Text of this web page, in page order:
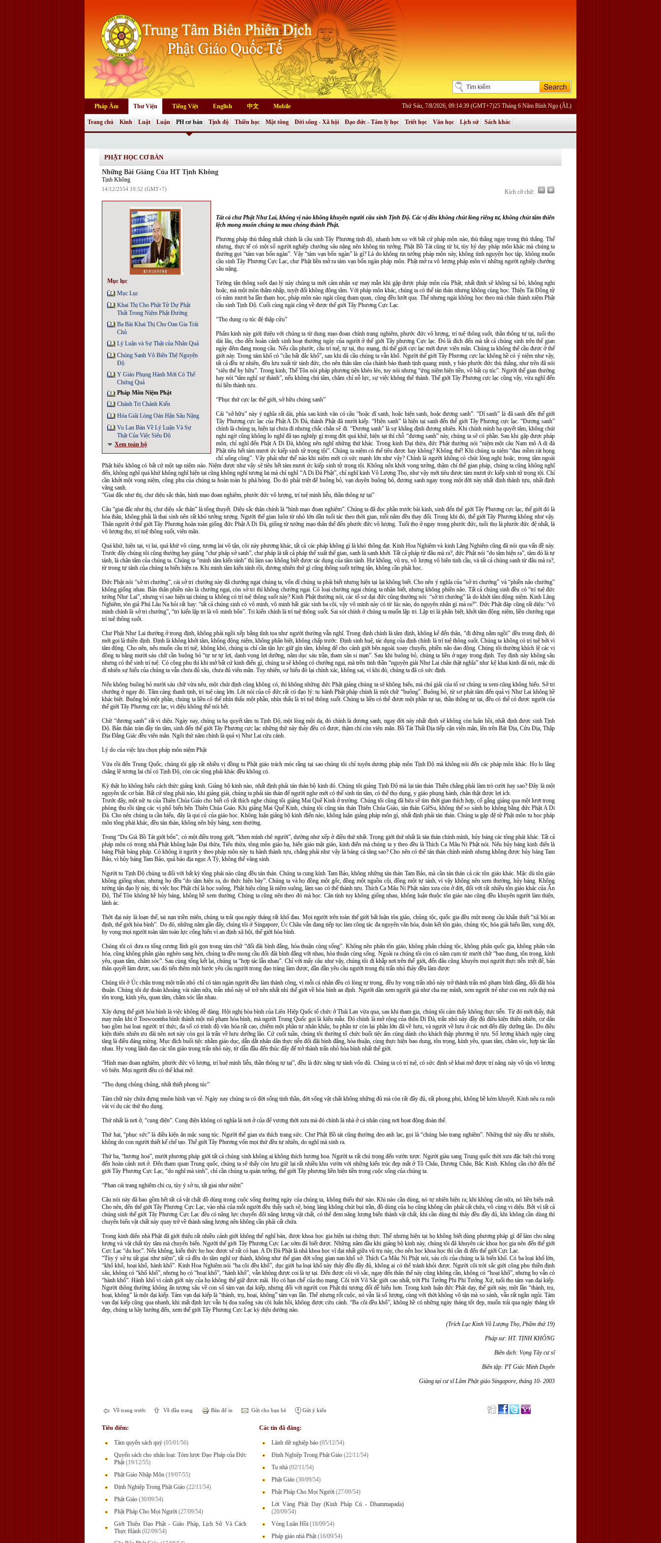
Pháp Âm Thư Viện Tiếng Việt English 中文 Mobile Thứ Sáu, 7/8/2026, 09:14:39 (GMT+7)25 Tháng 6 Năm Bính Ngọ (ÂL)
Trang chủ Kinh Luật Luận PH cơ bản Tịnh độ Thiền học Mật tông Đời sống - Xã hội Đạo đức - Tâm lý học Triết học Văn học Lịch sử Sách khác
PHẬT HỌC CƠ BẢN
Những Bài Giảng Của HT Tịnh Không
Tịnh Không
14/12/2554 10:52 (GMT+7) Kích cỡ chữ:
Mục lục
Mục Lục
Khai Thị Cho Phật Tử Dự Phật
Thất Trong Niệm Phật Ðường
Ba Bài Khai Thị Cho Oan Gia Trái
Chủ
Lý Luận và Sự Thật của Nhân Quả
Chúng Sanh Vô Biên Thệ Nguyện
Độ
Y Giáo Phụng Hành Mới Có Thể
Chứng Quả
Pháp Môn Niệm Phật
Chánh Tri Chánh Kiến
Hóa Giải Lòng Oán Hận Sâu Nặng
Vu Lan Bàn Về Lý Luận Và Sự
Thật Của Việc Siêu Độ
Xem toàn bộ
Tất cả chư Phật Như Lai, không vị nào không khuyên người cầu sinh Tịnh Độ. Các vị đều không chút lòng riêng tư, không chút tâm thiên
lệch mong muốn chúng ta mau chóng thành Phật.
Phương pháp thù thắng nhất chính là cầu sinh Tây Phương tịnh độ, nhanh hơn so với bất cứ pháp môn nào, thù thắng ngay trong thù thắng. Thế
nhưng, thực tế có một số người nghiệp chướng sâu nặng nên không tin tưởng. Phật Bồ Tát cũng từ bi, tùy hỷ dạy pháp môn khác mà chúng ta
thường gọi “tám vạn bốn ngàn”. Vậy “tám vạn bốn ngàn” là gì? Là do không tin tưởng pháp môn này, không tình nguyện học tập, không muốn
cầu sinh Tây Phương Cực Lạc, chư Phật liền mở ra tám vạn bốn ngàn pháp môn. Phật mở ra vô lượng pháp môn vì những người nghiệp chướng
sâu nặng.
Tường tận thông suốt đạo lý này chúng ta mới cảm nhận sự may mắn khi gặp được pháp môn của Phật, nhất định sẽ không xả bỏ, không nghi
hoặc, mà một môn thâm nhập, tuyệt đối không động tâm. Với pháp môn khác, chúng ta có thể tán thán nhưng không cùng học. Thiện Tài Đồng tử
có năm mươi ba lần tham học, pháp môn nào ngài cũng tham quan, cũng đều lướt qua. Thế nhưng ngài không học theo mà chân thành niệm Phật
cầu sinh Tịnh Độ. Cuối cùng ngài cũng về được thế giới Tây Phương Cực Lạc.
“Thọ dụng cụ túc đệ thập cửu”
Phẩm kinh này giới thiệu với chúng ta từ dung mạo đoan chính trang nghiêm, phước đức vô lượng, trí tuệ thông suốt, thần thông tự tại, tuổi thọ
dài lâu, cho đến hoàn cảnh sinh hoạt thường ngày của người ở thế giới Tây phương Cực lạc. Đó là đích đến mà tất cả chúng sinh trên thế gian
ngày đêm đang mong cầu. Nếu cầu phước, cầu trí tuệ, tự tại, thọ mạng, thì thế giới cực lạc mới được viên mãn. Chúng ta không thể cầu được ở thế
giới này. Trong tám khổ có “cầu bất đắc khổ”, sau khi đã cầu chúng ta vẫn khổ. Người thế giới Tây Phương cực lạc không hề có ý niệm như vậy,
tất cả đều tự nhiên, đều lưu xuất từ tánh đức, cho nên thân tâm của chánh báo thanh tịnh quang minh, y báo phước đức thù thắng, như trên đã nói
“siêu thế hy hữu”. Trong kinh, Thế Tôn nói pháp phương tiện khéo léo, tuy nói nhưng “ứng niệm hiện tiền, vô bất cụ túc”. Người thế gian thường
hay nói “tâm nghĩ sự thành”, nếu không chú tâm, chăm chỉ nỗ lực, sự việc không thể thành. Thế giới Tây Phương cực lạc cũng vậy, vừa nghĩ đến
thì liền thành tựu.
“Phục thứ cực lạc thế giới, sở hữu chúng sanh”
Cái “sở hữu” này ý nghĩa rất dài, phía sau kinh văn có câu “hoặc dĩ sanh, hoặc hiện sanh, hoặc đương sanh”. “Dĩ sanh” là đã sanh đến thế giới
Tây Phương cực lạc của Phật A Di Đà, thành Phật đã mười kiếp. “Hiện sanh” là hiện tại sanh đến thế giới Tây Phương cực lạc. “Đương sanh”
chính là chúng ta, hiện tại chưa đi nhưng chắc chắn sẽ đi. “Đương sanh” là sự khẳng định đương nhiên. Khi chính mình hạ quyết tâm, không chút
nghi ngờ cũng không lo nghĩ đã tạo nghiệp gì trong đời quá khứ, hiện tại thì chỗ “đương sanh” này, chúng ta sẽ có phần. Sau khi gặp được pháp
môn, chỉ nghĩ đến Phật A Di Đà, không nên nghĩ những thứ khác. Trong kinh Đại thừa, đức Phật thường nói “niệm một câu Nam mô A di đà
Phật tiêu hết tám mươi ức kiếp sinh tử trọng tội”. Chúng ta niệm có thể tiêu được hay không? Không thể! Khi chúng ta niệm “đau mồm rát họng
chỉ uổng công”. Vậy phải như thế nào khi niệm mới có sức mạnh lớn như vậy? Chính là người không có chút lòng nghi hoặc, trong tâm ngoài
Phật hiệu không có bất cứ một tạp niệm nào. Niệm được như vậy sẽ tiêu hết tám mươi ức kiếp sinh tử trọng tội. Không nên khởi vọng tưởng, thậm chí thế gian pháp, chúng ta cũng không nghĩ
đến, không nghĩ quá khứ không nghĩ hiện tại cũng không nghĩ tương lai mà chỉ nghĩ “A Di Đà Phật”, chỉ nghĩ kinh Vô Lượng Thọ, như vậy mới tiêu được tám mươi ức kiếp sinh tử trọng tội. Chỉ
cần khởi một vọng niệm, công phu của chúng ta hoàn toàn bị phá hỏng. Do đó phải triệt để buông bỏ, vạn duyên buông bỏ, đương sanh ngay trong một đời này nhất định thành tựu, nhất định
vãng sanh.
“Giai đắc như thị, chư diệu sắc thân, hình mạo đoan nghiêm, phước đức vô lượng, trí tuệ minh liễu, thần thông tự tại”
Câu “giai đắc như thị, chư diệu sắc thân” là tổng thuyết. Diệu sắc thân chính là “hình mạo đoan nghiêm”. Chúng ta đã đọc phần trước bài kinh, sinh đến thế giới Tây Phương cực lạc, thế giới đó là
hóa thân, không phải là thai sinh nên rất khó tưởng tượng. Người thế gian luôn từ nhỏ lớn dần tuổi tác theo thời gian, mỗi năm đều thay đổi. Trong khi đó, thế giới Tây Phương không như vậy.
Thân người ở thế giới Tây Phương hoàn toàn giống đức Phật A Di Đà, giống từ tướng mạo thân thể đến phước đức vô lượng. Tuổi thọ ở ngay trong phước đức, tuổi thọ là phước đức đệ nhất, là
vô lượng thọ, trí tuệ thông suốt, viên mãn.
Quá khứ, hiện tại, vị lai, quá khứ vô cùng, tương lai vô tận, cõi này phương khác, tất cả các pháp không gì là khó thông đạt. Kinh Hoa Nghiêm và kinh Lăng Nghiêm cũng đã nói qua vấn đề này.
Trước đây chúng tôi cũng thường hay giảng “chư pháp sở sanh”, chư pháp là tất cả pháp thế xuất thế gian, sanh là sanh khởi. Tất cả pháp từ đâu mà ra?, đức Phật nói “do tâm hiện ra”, tâm đó là tự
tánh, là chân tâm của chúng ta. Chúng ta “minh tâm kiến tánh” thì làm sao không biết được tác dụng của tâm tánh. Hư không, vũ trụ, vô lượng vô biên tinh cầu, và tất cả chúng sanh từ đâu mà ra?,
từ trong tự tánh của chúng ta biến hiện ra. Khi minh tâm kiến tánh rồi, đương nhiên thứ gì cũng thông suốt tường tận, không cần phải học.
Đức Phật nói “sở tri chướng”, cái sở tri chướng này đã chướng ngại chúng ta, vốn dĩ chúng ta phải biết nhưng hiện tại lại không biết. Cho nên ý nghĩa của “sở tri chướng” và “phiền não chướng”
không giống nhau. Bản thân phiền não là chướng ngại, còn sở tri thì không chướng ngại. Có loại chướng ngại chúng ta nhận biết, nhưng không phiền não. Tất cả chúng sinh đều có “trí tuệ đức
tướng Như Lai”, nhưng vì sao hiện tại chúng ta không có trí tuệ thông suốt này? Kinh Phật thường nói, các tổ sư đại đức cũng thường nói: “sở tri chướng” là do khởi tâm động niệm. Kinh Lăng
Nghiêm, tôn giả Phú Lâu Na hỏi rất hay: “tất cả chúng sinh có vô minh, vô minh bất giác sinh ba cõi, vậy vô minh này có từ lúc nào, do nguyên nhân gì mà ra?”. Đức Phật đáp cũng rất diệu: “vô
minh chính là sở tri chướng”, “tri kiến lập tri là vô minh bổn”. Tri kiến chính là trí tuệ thông suốt. Sai sót chính ở chúng ta muốn lập tri. Lập tri là phân biệt, khởi tâm động niệm, liền chướng ngại
trí tuệ thông suốt.
Chư Phật Như Lai thường ở trong định, không phải ngồi xếp bằng tĩnh tọa như người thường vẫn nghĩ. Trong định chính là tâm định, không kể đến thân, “đi đứng nằm ngồi” đều trong định, đó
mới gọi là thiền định. Định là không khởi tâm, không động niệm, không phân biệt, không chấp trước. Định sinh huệ, tác dụng của định chính là trí tuệ thông suốt. Chúng ta không có trí tuệ bởi vì
tâm động. Cho nên, nếu muốn cầu trí tuệ, không khó, chúng ta chỉ cần tận lực giữ gìn tâm, không để cho cảnh giới bên ngoài xoay chuyển, phiền não dao động. Chúng tôi thường khích lệ các vị
đồng tu bằng mười sáu chữ cần buông bỏ “tự tư tự lợi, danh vọng lợi dưỡng, năm dục sáu trần, tham sân si mạn”. Sau khi buông bỏ, chúng ta liền ở ngay trong định. Tuy định này không sâu
nhưng có thể sinh trí tuệ. Có công phu thì khi mở bất cứ kinh điển gì, chúng ta sẽ không có chướng ngại, mà trên tinh thần “nguyện giải Như Lai chân thật nghĩa” như kệ khai kinh đã nói, mặc dù
dĩ nhiên sự hiểu của chúng ta vẫn chưa đủ sâu, chưa đủ viên mãn. Tuy nhiên, sự hiểu đó lại chính xác, không sai, vì khi đó, chúng ta đã có sức định.
Nếu không buông bỏ mười sáu chữ vừa nêu, một chút định cũng không có, thì không những đức Phật giảng chúng ta sẽ không hiểu, mà chú giải của tổ sư chúng ta xem cũng không hiểu. Sở tri
chướng ở ngay đó. Tâm càng thanh tịnh, trí tuệ càng lớn. Lời nói của cổ đức rất có đạo lý: tu hành Phật pháp chính là một chữ “buông”. Buông bỏ, từ sơ phát tâm đến quả vị Như Lai không hề
khác biệt. Buông bỏ một phần, chúng ta liền có thể nhìn thấu một phần, nhìn thấu là trí tuệ thông suốt. Chúng ta liền có thể được một phần tự tại, thần thông tự tại, đều có thể có được người của
thế giới Tây Phương cực lạc, vi diệu không thể nói hết.
Chữ “đương sanh” rất vi diệu. Ngày nay, chúng ta hạ quyết tâm tu Tịnh Độ, một lòng một dạ, đó chính là đương sanh, ngay đời này nhất định sẽ không còn luân hồi, nhất định được sinh Tịnh
Độ. Bản thân tràn đầy tín tâm, sinh đến thế giới Tây Phương cực lạc những thứ này thảy đều có được, thậm chí còn viên mãn. Bồ Tát Thất Địa tiếp cận viên mãn, lên trên Bát Địa, Cửu Địa, Thập
Địa Đẳng Giác đều viên mãn. Ngôi thứ năm chính là quả vị Như Lai cứu cánh.
Lý do của việc lựa chọn pháp môn niệm Phật
Vừa rồi đến Trung Quốc, chúng tôi gặp rất nhiều vị đồng tu Phật giáo trách móc rằng tại sao chúng tôi chỉ tuyên dương pháp môn Tịnh Độ mà không nói đến các pháp môn khác. Họ lo lắng
chẳng lẽ tương lai chỉ có Tịnh Độ, còn các tông phái khác đều không có.
Kỳ thật họ không hiểu cách thức giảng kinh. Giảng bộ kinh nào, nhất định phải tán thán bộ kinh đó. Chúng tôi giảng Tịnh Độ mà lại tán thán Thiền chẳng phải làm trò cười hay sao? Đây là một
nguyên tắc cơ bản. Bất cứ tông phái nào, khi giảng giải, chúng ta phải tán thán để người nghe mới có thể sinh tín tâm, có thể thọ dụng, y giáo phụng hành, chân thật được lợi ích.
Trước đây, một nữ tu của Thiên Chúa Giáo cho biết cô rất thích nghe chúng tôi giảng Mai Quế Kinh ở trường. Chúng tôi cũng đã hứa sẽ tìm thời gian thích hợp, cố gắng giảng qua một lượt trong
phòng thu rồi tặng các vị phổ biến bên Thiên Chúa Giáo. Khi giảng Mai Quế Kinh, chúng tôi cũng tán thán Thiên Chúa Giáo, tán thán GiêSu, không thể so sánh họ không bằng đức Phật A Di
Đà. Cho nên chúng ta cần hiểu, đây là qui củ của giáo học. Không luận giảng bộ kinh điển nào, không luận giảng pháp môn gì, nhất định phải tán thán. Chúng ta gặp đệ tử Phật môn tu học pháp
môn tông phái khác, đều tán thán, không nên hủy báng, xem thường.
Trong “Du Già Bồ Tát giới bổn”, có một điều trọng giới, “khen mình chê người”, dường như xếp ở điều thứ nhất. Trọng giới thứ nhất là tán thán chính mình, hủy báng các tông phái khác. Tất cả
pháp môn có trong nhà Phật không luận Đại thừa, Tiểu thừa, tông môn giáo hạ, hiển giáo mật giáo, kinh điển mà chúng ta y theo đều là Thích Ca Mâu Ni Phật nói. Nếu hủy báng kinh điển là
báng Phật báng pháp. Có không ít người y theo pháp môn này tu hành thành tựu, chẳng phải như vậy là báng cả tăng sao? Cho nên có thể tán thán chính mình nhưng không được hủy báng Tam
Bảo, vì hủy báng Tam Bảo, quả báo địa ngục A Tỳ, không thể vãng sinh.
Người tu Tịnh Độ chúng ta đối với bất kỳ tông phái nào cũng đều tán thán. Chúng ta cung kính Tam Bảo, không những tán thán Tam Bảo, mà cần tán thán cả các tôn giáo khác. Mặc dù tôn giáo
không giống nhau, nhưng họ đều “do tâm hiện ra, do thức hiện bày”. Chúng ta và họ đồng một gốc, đồng một nguồn cội, đồng một tự tánh, vì vậy không nên xem thường, hủy báng. Không
tường tận đạo lý này, thì việc học Phật chỉ là học suông, Phật hiệu cũng là niệm suông, làm sao có thể thành tựu. Thích Ca Mâu Ni Phật năm xưa còn ở đời, đối với rất nhiều tôn giáo khác của Ấn
Độ, Thế Tôn không hề hủy báng, không hề xem thường. Chúng ta cũng nên theo đó mà học. Căn tính tuy không giống nhau, không luận thuộc tôn giáo nào cũng đều khuyên người làm thiện,
lánh ác.
Thời đại này là loạn thế, tai nạn triền miên, chúng ta trải qua ngày tháng rất khổ đau. Mọi người trên toàn thế giới bất luận tôn giáo, chủng tộc, quốc gia đều một mong cầu khẩn thiết “xã hội an
định, thế giới hòa bình”. Do đó, những năm gần đây, chúng tôi ở Singapore, Úc Châu vẫn đang tiếp tục làm công tác đa nguyên văn hóa, đoàn kết tôn giáo, chủng tộc, hóa giải hiểu lầm, xung đột,
hy vọng mọi người toàn tâm toàn lực cống hiến vì an định xã hội, thế giới hòa bình.
Chúng tôi có đưa ra tổng cương lĩnh gói gọn trong tám chữ “đối đãi bình đẳng, hòa thuận cùng sống”. Không nên phân tôn giáo, không phân chủng tộc, không phân quốc gia, không phân văn
hóa, cũng không phân giàu nghèo sang hèn, chúng ta đều mong cầu đối đãi bình đẳng với nhau, hòa thuận cùng sống. Ngoài ra chúng tôi còn có năm cụm từ mười chữ “bao dung, tôn trọng, kính
yêu, quan tâm, chăm sóc”. Sau cùng tổng kết lại, chúng ta “hợp tác lẫn nhau”. Chỉ với mấy câu như vậy, chúng tôi đi khắp nơi trên thế giới, đến đâu cũng khuyên mọi người thực tiễn triệt để, bản
thân quyết làm được, sau đó tiến thêm một bước yêu cầu người trong đạo tràng làm được, dần dần yêu cầu người trong thị trấn nhỏ thảy đều làm được
Chúng tôi ở Úc châu trong một trấn nhỏ chỉ có tám ngàn người đều làm thành công, vì mỗi cá nhân đều có lòng tự trọng, đều hy vọng trấn nhỏ này trở thành trấn mô phạm bình đẳng, đối đãi hòa
thuận. Chúng tôi dự đoán khoảng vài năm nữa, trấn nhỏ này sẽ trở nên nhất nhì thế giới về hòa bình an định. Người dân xem người già như cha mẹ mình, xem người trẻ như con em ruột thịt mà
tôn trọng, kính yêu, quan tâm, chăm sóc lẫn nhau.
Xây dựng thế giới hòa bình là việc không dễ dàng. Hội nghị hòa bình của Liên Hiệp Quốc tổ chức ở Thái Lan vừa qua, sau khi tham gia, chúng tôi cảm thấy không thực tiễn. Từ đó mới thấy, thật
may mắn khi ở Toowoomba hình thành một mô phạm hòa bình, mà người Trung Quốc gọi là kiểu mẫu. Đó chính là mở rộng của thôn Di Đà, trấn nhỏ này đầy đủ điều kiện thiên nhiên, cư dân
bao gồm hai loại người: trí thức, đa số có trình độ văn hóa rất cao, chiếm một phần tư nhân khẩu; ba phần tư còn lại phần lớn đã về hưu, và người về hưu ở các nơi đến đây dưỡng lão. Do điều
kiện thiên nhiên ưu đãi nên nơi này còn gọi là trấn về hưu dưỡng lão. Cứ cuối tuần, chúng tôi thường tổ chức buổi tiệc ấm cúng dành cho khách thập phương tề tựu. Số lượng khách ngày càng
tăng là điều đáng mừng. Mục đích buổi tiệc nhằm giáo dục, dẫn dắt nhân dân thực tiễn đối đãi bình đẳng, hòa thuận, cùng thực hiện bao dung, tôn trọng, kính yêu, quan tâm, chăm sóc, hợp tác lẫn
nhau. Hy vọng lãnh đạo các tôn giáo trong trấn nhỏ này, từ dẫn đầu đến thúc đẩy để trở thành trấn nhỏ hòa bình nhất thế giới.
“Hình mạo đoan nghiêm, phước đức vô lượng, trí huệ minh liễu, thần thông tự tại”, đều là đức năng tự tánh vốn đủ. Chúng ta có trí tuệ, có sức định sẽ khai mở được trí năng này vô tận vô lượng
vô biên. Mọi người đều có thể khai mở.
“Thọ dụng chủng chủng, nhất thiết phong túc”
Tám chữ này chứa đựng muôn hình vạn vẻ. Ngày nay chúng ta có đời sống tinh thần, đời sống vật chất không những đủ mà còn rất đầy đủ, rất phong phú, không hề kém khuyết. Kinh nêu ra một
vài ví dụ các thứ thọ dụng.
Thứ nhất là nơi ở, “cung điện”. Cung điện không có nghĩa là nơi ở của đế vương thời xưa mà đó chính là nhà ở cá nhân cùng nơi họat động đoàn thể.
Thứ hai, “phục sức” là điều kiện ăn mặc sung túc. Người thế gian ưa thích trang sức. Chư Phật Bồ tát cũng thường đeo anh lạc, gọi là “chúng bảo trang nghiêm”. Những thứ này đều tự nhiên,
không do con người thiết kế chế tạo. Thế giới Tây Phương vốn mọi thứ đều tự nhiên, do nghĩ mà sinh ra.
Thứ ba, “hương hoa”, mười phương pháp giới tất cả chúng sinh không ai không thích hương hoa. Người ta rất chú trọng đến vườn tược. Người giàu sang Trung quốc thời xưa đặc biệt chú trọng
đến hoàn cảnh nơi ở. Đến tham quan Trung quốc, chúng ta sẽ thấy còn lưu giữ lại rất nhiều khu vườn với những kiến trúc đẹp mắt ở Tô Châu, Dương Châu, Bắc Kinh. Không cần chờ đến thế
giới Tây Phương Cực Lạc, “do nghĩ mà sinh”, chỉ cần chúng ta quán tưởng, thế giới Tây phương liền hiện tiền trong cuộc sống của chúng ta.
“Phan cái trang nghiêm chi cụ, tùy ý sở tu, tất giai như niệm”
Câu nói này đã bao gồm hết tất cả vật chất đồ dùng trong cuộc sống thường ngày của chúng ta, không thiếu thứ nào. Khi nào cần dùng, nó tự nhiên hiện ra; khi không cần nữa, nó liền biến mất.
Cho nên, đến thế giới Tây Phương Cực Lạc, vào nhà của mỗi người đều thấy sạch sẽ, bóng láng không chút bụi trần, đồ dùng của họ cũng không cần phải cất chứa, vô cùng vi diệu. Bởi vì tất cả
chúng sinh thế giới Tây Phương Cực Lạc đều có năng lực chuyển đổi năng lượng vật chất, có thể đem năng lượng biến thành vật chất, khi cần dùng thì thảy đều đầy đủ, khi không cần dùng thì
chuyển biến vật chất này quay trở về thành năng lượng nên không cần phải cất chứa.
Trong kinh điển nhà Phật đã giới thiệu rất nhiều cảnh giới không thể nghĩ bàn, được khoa học gia hiện tại chứng thực. Thế nhưng hiện tại họ không biết dùng phương pháp gì để làm cho năng
lượng và vật chất tùy tâm mà chuyển biến. Người thế giới Tây Phương Cực Lạc sớm đã biết được. Những năm đầu khi giảng bộ kinh này, chúng tôi đã khuyên các khoa học gia nên đến thế giới
Cực Lạc “du học”. Nếu không, kiến thức họ học được sẽ rất có hạn. A Di Đà Phật là nhà khoa học vĩ đại nhất giữa vũ trụ này, cho nên học khoa học thì cần đi đến thế giới Cực Lạc.
“Tùy ý sở tu tất giai như niệm”, tất cả đều do tâm nghĩ sự thành, không như thế gian đời sống gian nan khổ sở. Thích Ca Mâu Ni Phật nói, sáu cõi của chúng ta là biển khổ. Có ba loại khổ lớn,
“khổ khổ, hoại khổ, hành khổ”. Kinh Hoa Nghiêm nói “ba cõi đều khổ”, dục giới ba loại khổ này thảy đều đầy đủ, không ai có thể tránh khỏi được. Người cõi trời sắc giới công phu thiền định
sâu, không có “khổ khổ”, nhưng họ có “hoại khổ”, “hành khổ”, vẫn không được coi là tự tại. Đến được cõi vô sắc, ngay đến thân thể này cũng không cần, không có “hoại khổ”, nhưng họ vẫn có
“hành khổ”. Hành khổ vì cảnh giới này của họ không thể giữ được mãi. Họ có hạn chế của thọ mạng. Cõi trời Vô Sắc giới cao nhất, trời Phi Tưởng Phi Phi Tưởng Xứ, tuổi thọ tám vạn đại kiếp.
Người thông thường không ấn tượng sâu về con số tám vạn đại kiếp, nhưng đối với người con Phật thì tương đối dễ hiểu hơn. Trong kinh luận đức Phật dạy, thế giới này, một lần “thành, trụ,
hoại, không” là một đại kiếp. Tám vạn đại kiếp là “thành, trụ, hoại, không” tám vạn lần. Thế nhưng rốt cuộc, nó vẫn là số lượng, cùng với thời không vô tận mà so sánh, vẫn rất ngắn ngủi. Tám
vạn đại kiếp cũng qua nhanh, khi mất định lực vẫn bị đọa xuống sáu cõi luân hồi, không được cứu cánh. “Ba cõi đều khổ”, không hề có những ngày tháng tốt đẹp, muốn trải qua ngày tháng tốt
đẹp, chúng ta hãy hướng đến, xem thế giới Tây Phương Cực Lạc kỳ diệu dường nào.
(Trích Lục Kinh Vô Lượng Thọ, Phẩm thứ 19)
Pháp sư: HT. TỊNH KHÔNG
Biên dịch: Vọng Tây cư sĩ
Biên tập: PT Giác Minh Duyên
Giảng tại cư sĩ Lâm Phật giáo Singapore, tháng 10- 2003
Về trang trước Về đầu trang Bản để in Gửi cho bạn bè Gửi ý kiến
Tiêu điểm:
Tám quyển sách quý (05/01/56)
Quyển sách cho nhân loại: Tóm lược Đạo Pháp của Đức
Phật (19/12/55)
Phật Giáo Nhập Môn (19/07/55)
Định Nghiệp Trong Phật Giáo (22/11/54)
Phật Giáo (30/09/54)
Phật Pháp Cho Mọi Người (27/09/54)
Giới Thiệu Đạo Phật - Giáo Pháp, Lịch Sử Và Cách
Thực Hành (02/09/54)
Các tin đã đăng:
Lành dữ nghiệp báo (05/12/54)
Định Nghiệp Trong Phật Giáo (22/11/54)
Tu nhà (02/11/54)
Phật Giáo (30/09/54)
Phật Pháp Cho Mọi Người (27/09/54)
Lời Vàng Phật Dạy (Kinh Pháp Cú - Dhammapada)
(20/09/54)
Vòng Luân Hồi (18/09/54)
Pháp giáo nhà Phật (16/09/54)